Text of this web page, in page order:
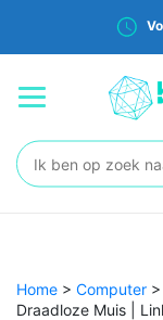
Zoeken:
Home > Computer >
Draadloze Muis |